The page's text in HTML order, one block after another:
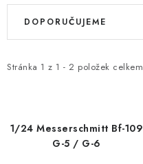
V
i
r
Stránka 1 z 1 - 2 položek celkem
Ř
e
p
DOPORUČUJEME
1/24 Messerschmitt Bf-109
G-5 / G-6